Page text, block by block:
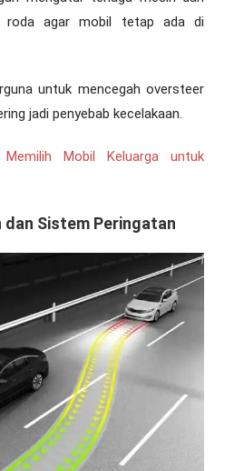
roda agar mobil tetap ada di
untuk mencegah oversteer
jadi penyebab kecelakaan.
Mobil Keluarga untuk
dan Sistem Peringatan